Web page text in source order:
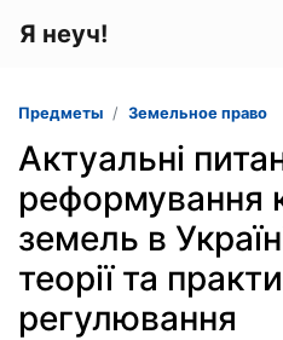
Я неуч!
Предметы Земельное право
Актуальні
реформування
земель в
теорії та
регулювання